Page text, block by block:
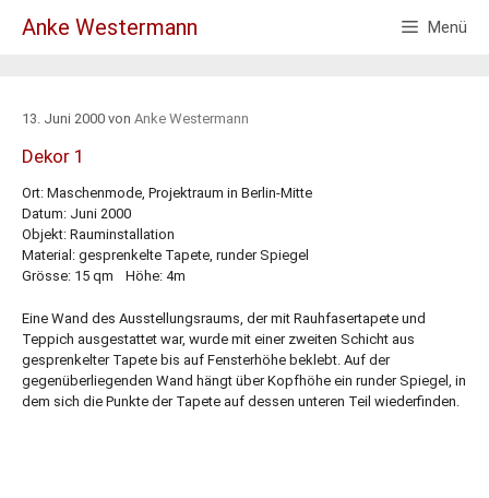
InhaltAnke Westermann Menü
13. Juni 2000 von Anke Westermann
Dekor 1
Ort: Maschenmode, Projektraum in Berlin-Mitte
Datum: Juni 2000
Objekt: Rauminstallation
Material: gesprenkelte Tapete, runder Spiegel
Grösse: 15 qm Höhe: 4m
Eine Wand des Ausstellungsraums, der mit Rauhfasertapete und
Teppich ausgestattet war, wurde mit einer zweiten Schicht aus
gesprenkelter Tapete bis auf Fensterhöhe beklebt. Auf der
gegenüberliegenden Wand hängt über Kopfhöhe ein runder Spiegel, in
dem sich die Punkte der Tapete auf dessen unteren Teil wiederfinden.